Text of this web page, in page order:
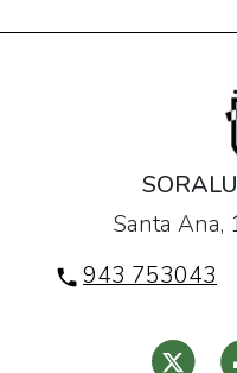
Santa Ana,
943 753043